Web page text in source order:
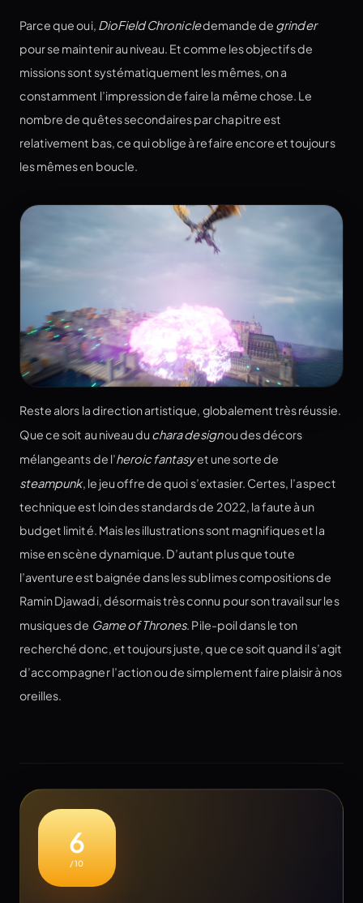
Parce que oui, DioField Chronicledemande de grinder
pour se maintenir au niveau. Et comme les objectifs de
missions sont systématiquement les mêmes, on a
constamment l’impression de faire la même chose. Le
nombre de quêtes secondaires par chapitre est
relativement bas, ce qui oblige à refaire encore et toujours
les mêmes en boucle.
Reste alors la direction artistique, globalement très réussie.
Que ce soit au niveau du chara designou des décors
mélangeants de l’heroic fantasyet une sorte de
steampunk, le jeu offre de quoi s’extasier. Certes, l’aspect
technique est loin des standards de 2022, la faute à un
budget limité. Mais les illustrations sont magnifiques et la
mise en scène dynamique. D’autant plus que toute
l’aventure est baignée dans les sublimes compositions de
Ramin Djawadi, désormais très connu pour son travail sur les
musiques de Game of Thrones. Pile-poil dans le ton
recherché donc, et toujours juste, que ce soit quand il s’agit
d’accompagner l’action ou de simplement faire plaisir à nos
oreilles.
6
/10